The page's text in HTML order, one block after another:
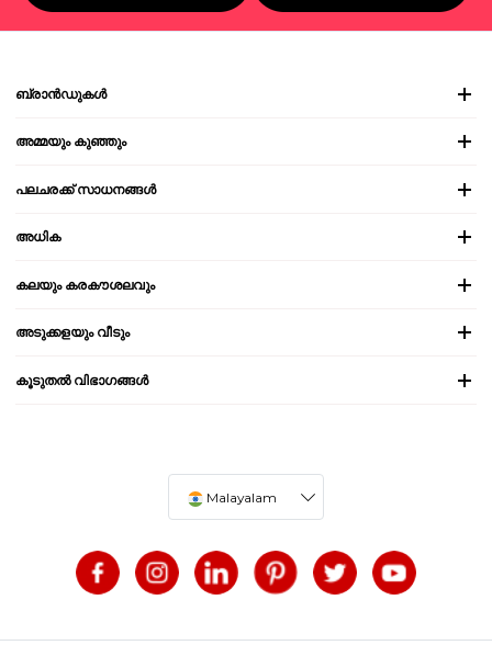
ബ്രാൻഡുകൾ
അമ്മയും കുഞ്ഞും
പലചരക്ക് സാധനങ്ങൾ
അധിക
കലയും കരകൗശലവും
അടുക്കളയും വീടും
കൂടുതൽ വിഭാഗങ്ങൾ
Malayalam